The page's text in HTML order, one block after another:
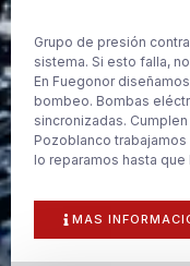
Grupo de presión
sistema. Si esto falla,
En Fuegonor
bombeo. Bombas
sincronizadas. Cumplen
Pozoblanco
lo reparamos hasta que
MAS